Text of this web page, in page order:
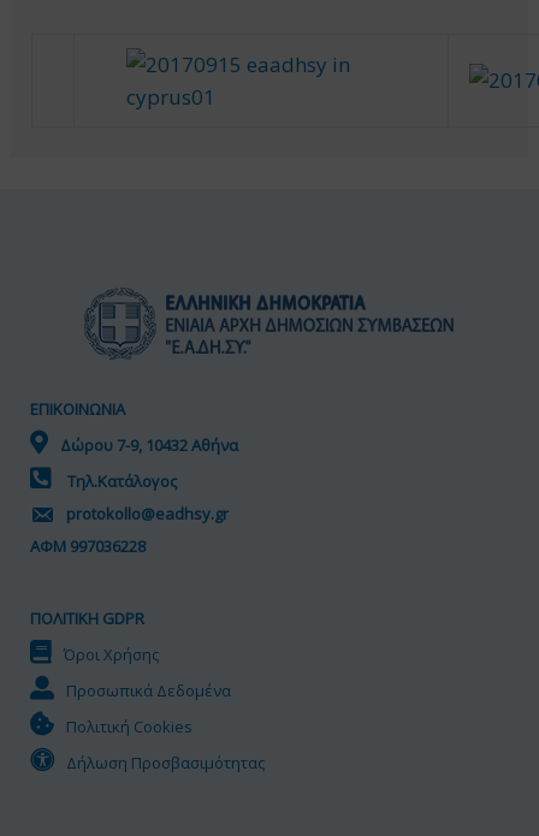
ΕΠΙΚΟΙΝΩΝΙΑ
Δώρου 7-9, 10432 Αθήνα
Τηλ.Κατάλογος
protokollo@eadhsy.gr
ΑΦΜ 997036228
ΠΟΛΙΤΙΚΗ GDPR
Όροι Χρήσης
Προσωπικά Δεδομένα
Πολιτική Cookies
Δήλωση Προσβασιμότητας